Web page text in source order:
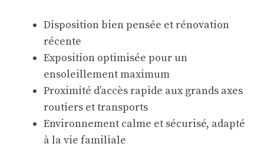
Disposition bien pensée et rénovation
récente
Exposition optimisée pour un
ensoleillement maximum
Proximité d’accès rapide aux grands axes
routiers et transports
Environnement calme et sécurisé, adapté
à la vie familiale